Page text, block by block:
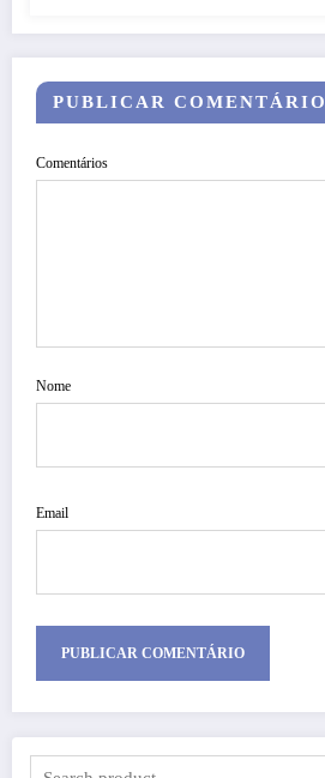
PUBLICAR COMENTÁRIO
Comentários
Nome
Email